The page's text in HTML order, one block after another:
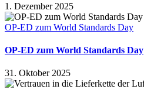
1. Dezember 2025
OP-ED zum World Standards Day
OP-ED zum World Standards Day
31. Oktober 2025